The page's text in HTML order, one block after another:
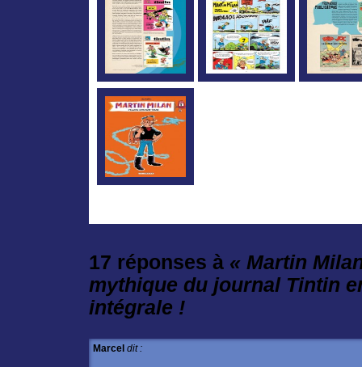
17 réponses à « Martin
mythique du journal Tintin
intégrale !
Marcel dit :